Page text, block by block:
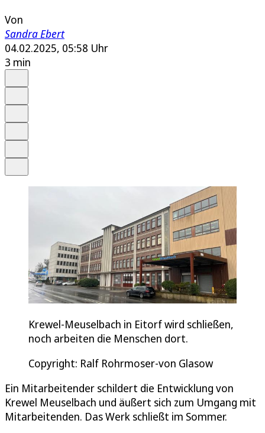
Von
Sandra Ebert
04.02.2025, 05:58 Uhr
3 min
Krewel-Meuselbach in Eitorf wird schließen,
noch arbeiten die Menschen dort.
Copyright: Ralf Rohrmoser-von Glasow
Ein Mitarbeitender schildert die Entwicklung von
Krewel Meuselbach und äußert sich zum Umgang mit
Mitarbeitenden. Das Werk schließt im Sommer.